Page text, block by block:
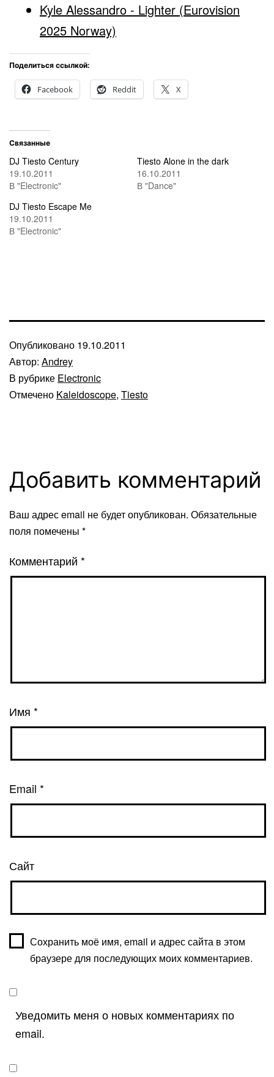
Kyle Alessandro - Lighter (Eurovision
2025 Norway)
Поделиться ссылкой:
Facebook Reddit X
Связанные
DJ Tiesto Century
19.10.2011
В "Electronic"
Tiesto Alone in the dark
16.10.2011
В "Dance"
DJ Tiesto Escape Me
19.10.2011
В "Electronic"
Опубликовано 19.10.2011
Автор: Andrey
В рубрике Electronic
Отмечено Kaleidoscope, Tiesto
Добавить комментарий
Ваш адрес email не будет опубликован. Обязательные
поля помечены *
Комментарий *
Имя *
Email *
Сайт
Сохранить моё имя, email и адрес сайта в этом
браузере для последующих моих комментариев.
Уведомить меня о новых комментариях по
email.